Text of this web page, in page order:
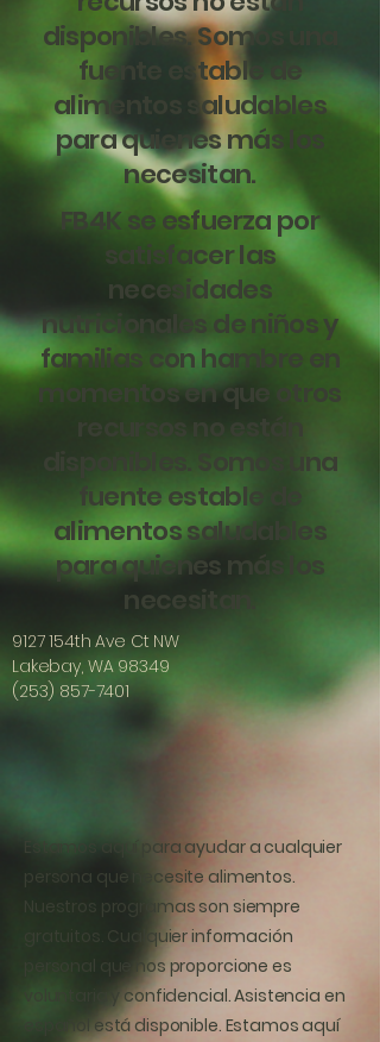
disponibles. Somos una
fuente estable de
alimentos saludables
para quienes más los
necesitan.
FB4K se esfuerza por
satisfacer las
necesidades
nutricionales de niños y
familias con hambre en
momentos en que otros
disponibles. Somos una
fuente estable de
alimentos saludables
para quienes más los
necesitan.
9127 154th Ave Ct NW
Lakebay, WA 98349
(253) 857-7401
Estamos aquí para ayudar a cualquier
persona que necesite alimentos.
Nuestros programas son siempre
gratuitos. Cualquier información
personal que nos proporcione es
voluntaria y confidencial. Asistencia en
español está disponible. Estamos aquí